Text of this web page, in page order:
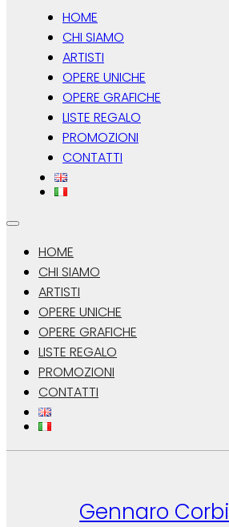
HOME
CHI SIAMO
ARTISTI
OPERE UNICHE
OPERE GRAFICHE
LISTE REGALO
PROMOZIONI
CONTATTI
HOME
CHI SIAMO
ARTISTI
OPERE UNICHE
OPERE GRAFICHE
LISTE REGALO
PROMOZIONI
CONTATTI
Gennaro Corbi